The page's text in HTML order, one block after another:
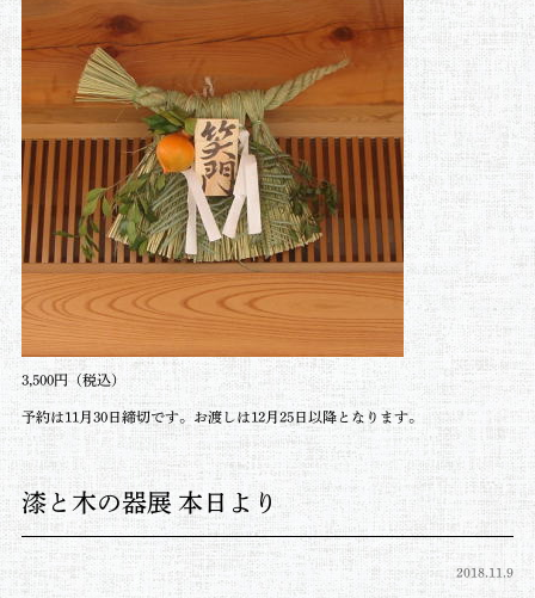
3,500円（税込）
予約は11月30日締切です。お渡しは12月25日以降となります。
漆と木の器展 本日より
2018.11.9